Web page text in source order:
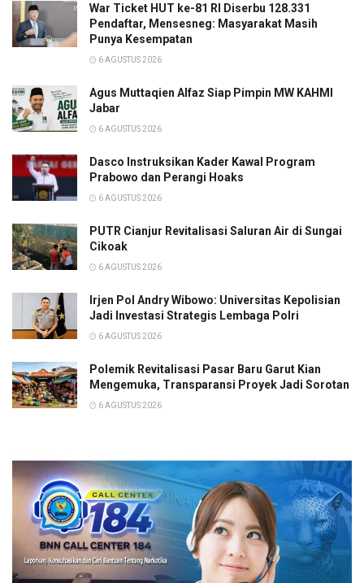
War Ticket HUT ke-81 RI Diserbu 128.331
Pendaftar, Mensesneg: Masyarakat Masih
Punya Kesempatan
6 AGUSTUS 2026
Agus Muttaqien Alfaz Siap Pimpin MW KAHMI
Jabar
6 AGUSTUS 2026
Dasco Instruksikan Kader Kawal Program
Prabowo dan Perangi Hoaks
6 AGUSTUS 2026
PUTR Cianjur Revitalisasi Saluran Air di Sungai
Cikoak
6 AGUSTUS 2026
Irjen Pol Andry Wibowo: Universitas Kepolisian
Jadi Investasi Strategis Lembaga Polri
6 AGUSTUS 2026
Polemik Revitalisasi Pasar Baru Garut Kian
Mengemuka, Transparansi Proyek Jadi Sorotan
6 AGUSTUS 2026